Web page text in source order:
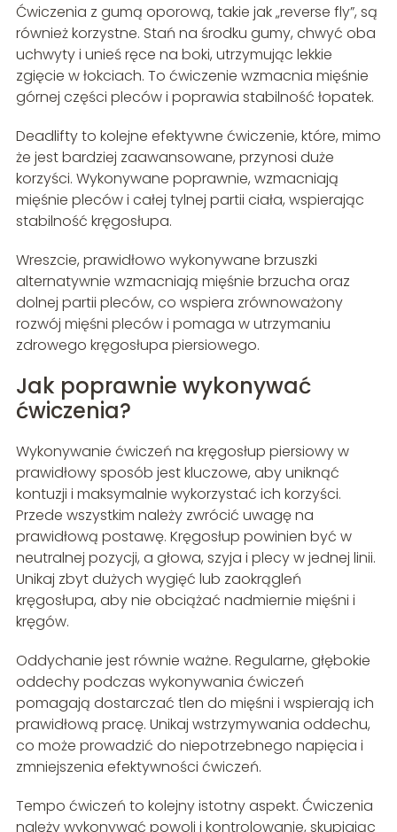
Ćwiczenia z gumą oporową, takie jak „reverse fly”, są
również korzystne. Stań na środku gumy, chwyć oba
uchwyty i unieś ręce na boki, utrzymując lekkie
zgięcie w łokciach. To ćwiczenie wzmacnia mięśnie
górnej części pleców i poprawia stabilność łopatek.
Deadlifty to kolejne efektywne ćwiczenie, które, mimo
że jest bardziej zaawansowane, przynosi duże
korzyści. Wykonywane poprawnie, wzmacniają
mięśnie pleców i całej tylnej partii ciała, wspierając
stabilność kręgosłupa.
Wreszcie, prawidłowo wykonywane brzuszki
alternatywnie wzmacniają mięśnie brzucha oraz
dolnej partii pleców, co wspiera zrównoważony
rozwój mięśni pleców i pomaga w utrzymaniu
zdrowego kręgosłupa piersiowego.
Jak poprawnie wykonywać
ćwiczenia?
Wykonywanie ćwiczeń na kręgosłup piersiowy w
prawidłowy sposób jest kluczowe, aby uniknąć
kontuzji i maksymalnie wykorzystać ich korzyści.
Przede wszystkim należy zwrócić uwagę na
prawidłową postawę. Kręgosłup powinien być w
neutralnej pozycji, a głowa, szyja i plecy w jednej linii.
Unikaj zbyt dużych wygięć lub zaokrągleń
kręgosłupa, aby nie obciążać nadmiernie mięśni i
kręgów.
Oddychanie jest równie ważne. Regularne, głębokie
oddechy podczas wykonywania ćwiczeń
pomagają dostarczać tlen do mięśni i wspierają ich
prawidłową pracę. Unikaj wstrzymywania oddechu,
co może prowadzić do niepotrzebnego napięcia i
zmniejszenia efektywności ćwiczeń.
Tempo ćwiczeń to kolejny istotny aspekt. Ćwiczenia
należy wykonywać powoli i kontrolowanie, skupiając